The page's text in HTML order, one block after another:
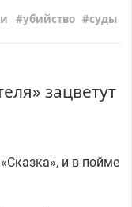
убийство суды
зацветут
и в пойме